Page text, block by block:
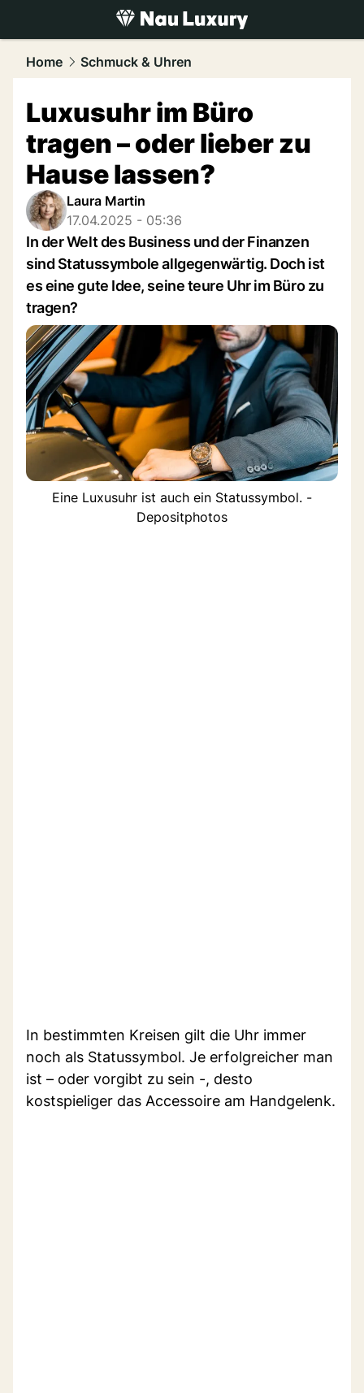
luxury.NAU.ch
Home Schmuck & Uhren
Luxusuhr im Büro
tragen – oder lieber zu
Hause lassen?
Laura Martin
17.04.2025 - 05:36
In der Welt des Business und der Finanzen
sind Statussymbole allgegenwärtig. Doch ist
es eine gute Idee, seine teure Uhr im Büro zu
tragen?
Eine Luxusuhr ist auch ein Statussymbol. -
Depositphotos
In bestimmten Kreisen gilt die Uhr immer
noch als Statussymbol. Je erfolgreicher man
ist – oder vorgibt zu sein -, desto
kostspieliger das Accessoire am Handgelenk.